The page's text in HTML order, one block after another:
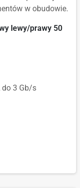
w obudowie.
lewy/prawy 50
do 3 Gb/s